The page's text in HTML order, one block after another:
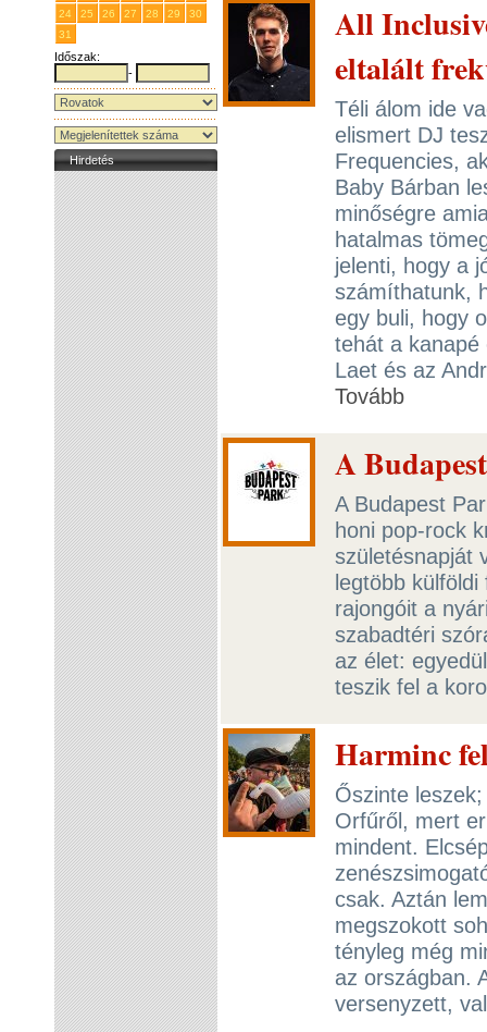
24
25 26 27 28 29
30
31
Időszak:
-
Hirdetés
All
eltalált
Téli álom ide
elismert DJ
Frequencies,
Baby Bárban
minőségre
hatalmas
jelenti, hogy a
számíthatunk,
egy buli, hogy
tehát a kanapé
Laet és az
Tovább
A
A Budapest
honi pop-rock
születésnapját
legtöbb
rajongóit a
szabadtéri
az élet:
teszik fel a
Harminc
Őszinte
Orfűről, mert
mindent.
csak. Aztán
megszokott
tényleg még
az országban.
versenyzett,